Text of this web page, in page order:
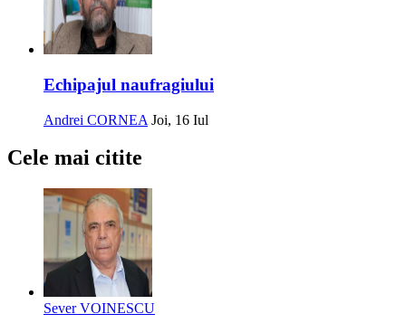
Echipajul naufragiului
Andrei CORNEA Joi, 16 Iul
Cele mai citite
Sever VOINESCU